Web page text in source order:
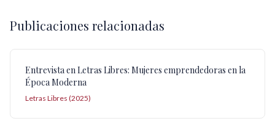
Publicaciones relacionadas
Entrevista en Letras Libres: Mujeres emprendedoras en la
Época Moderna
Letras Libres (2025)